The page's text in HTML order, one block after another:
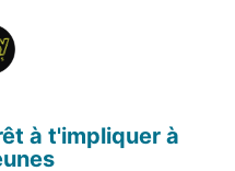
à t'impliquer à